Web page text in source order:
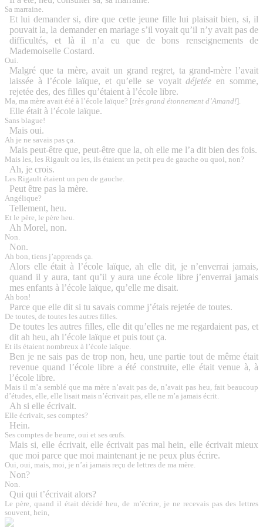
Sa marraine.
Et lui demander si, dire que cette jeune fille lui plaisait bien, si, il
pouvait la, la demander en mariage s’il voyait qu’il n’y avait pas de
difficultés, et là il n’a eu que de bons renseignements de
Mademoiselle Costard.
Oui.
Malgré que ta mère, avait un grand regret, ta grand-mère l’avait
laissée à l’école laïque, et qu’elle se voyaitdéjetée en somme,
rejetée des, des filles qu’étaient à l’école libre.
Ma, ma mère avait été à l’école laïque? [très grand étonnement d’Amand!].
Elle était à l’école laïque.
Sans blague!
Mais oui.
Ah je ne savais pas ça.
Mais peut-être que, peut-être que la, oh elle me l’a dit bien des fois.
Mais les, les Rigault ou les, ils étaient un petit peu de gauche ou quoi, non?
Ah, je crois.
Les Rigault étaient un peu de gauche.
Peut être pas la mère.
Angélique?
Tellement, heu.
Et le père, le père heu.
Ah Morel, non.
Non.
Non.
Ah bon, tiens j’apprends ça.
Alors elle était à l’école laïque, ah elle dit, je n’enverrai jamais,
quand il y aura, tant qu’il y aura une école libre j’enverrai jamais
mes enfants à l’école laïque, qu’elle me disait.
Ah bon!
Parce que elle dit si tu savais comme j’étais rejetée de toutes.
De toutes, de toutes les autres filles.
De toutes les autres filles, elle dit qu’elles ne me regardaient pas, et
dit ah heu, ah l’école laïque et puis tout ça.
Et ils étaient nombreux à l’école laïque.
Ben je ne sais pas de trop non, heu, une partie tout de même était
revenue quand l’école libre a été construite, elle était venue à, à
l’école libre.
Mais il m’a semblé que ma mère n’avait pas de, n’avait pas heu, fait beaucoup
d’études, elle, elle lisait mais n’écrivait pas, elle ne m’a jamais écrit.
Ah si elle écrivait.
Elle écrivait, ses comptes?
Hein.
Ses comptes de beurre, oui et ses œufs.
Mais si, elle écrivait, elle écrivait pas mal hein, elle écrivait mieux
que moi parce que moi maintenant je ne peux plus écrire.
Oui, oui, mais, moi, je n’ai jamais reçu de lettres de ma mère.
Non?
Non.
Qui qui t’écrivait alors?
Le père, quand il était décidé heu, de m’écrire, je ne recevais pas des lettres
souvent, hein,